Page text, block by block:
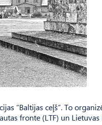
“Baltijas ceļš”. To
fronte (LTF) un